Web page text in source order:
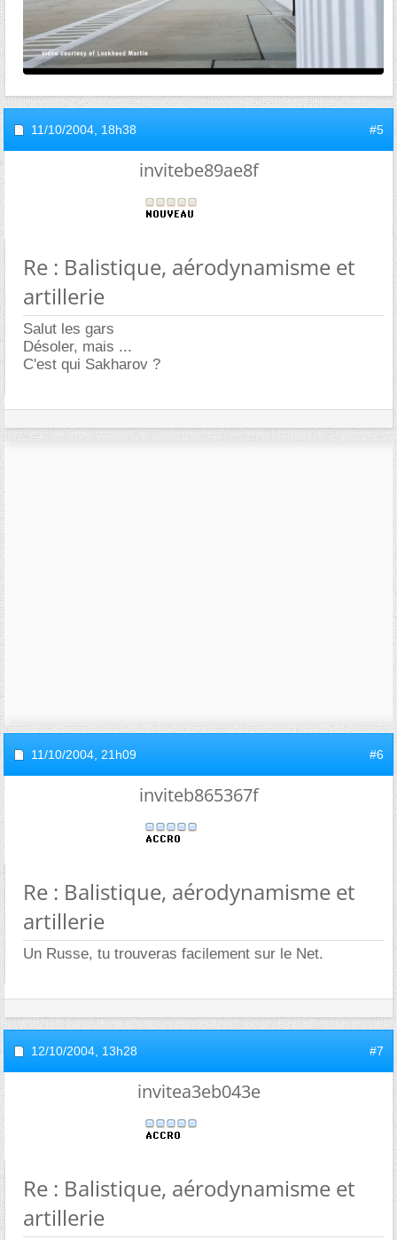
11/10/2004, 18h38 #5
invitebe89ae8f
Re : Balistique, aérodynamisme et
artillerie
Salut les gars
Désoler, mais ...
C'est qui Sakharov ?
11/10/2004, 21h09 #6
inviteb865367f
Re : Balistique, aérodynamisme et
artillerie
Un Russe, tu trouveras facilement sur le Net.
12/10/2004, 13h28 #7
invitea3eb043e
Re : Balistique, aérodynamisme et
artillerie